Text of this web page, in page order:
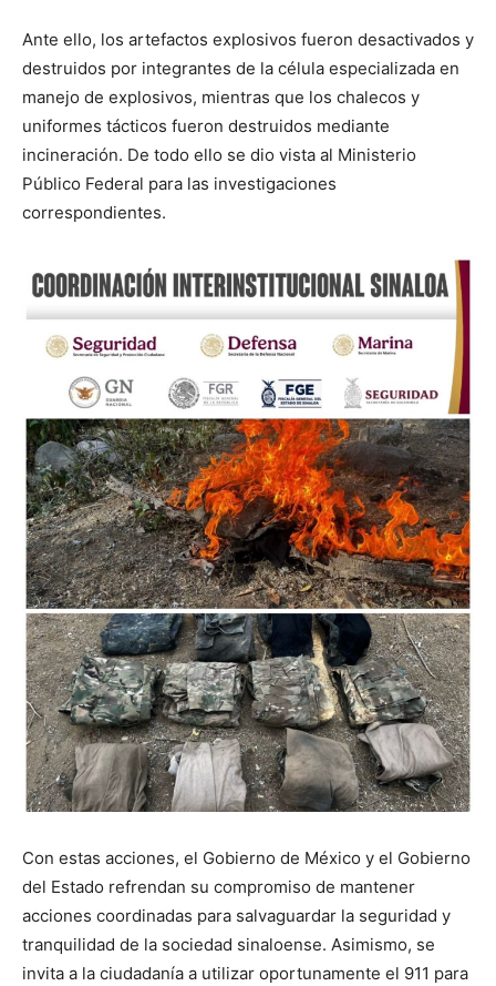
Ante ello, los artefactos explosivos fueron desactivados y
destruidos por integrantes de la célula especializada en
manejo de explosivos, mientras que los chalecos y
uniformes tácticos fueron destruidos mediante
incineración. De todo ello se dio vista al Ministerio
Público Federal para las investigaciones
correspondientes.
Con estas acciones, el Gobierno de México y el Gobierno
del Estado refrendan su compromiso de mantener
acciones coordinadas para salvaguardar la seguridad y
tranquilidad de la sociedad sinaloense. Asimismo, se
invita a la ciudadanía a utilizar oportunamente el 911 para